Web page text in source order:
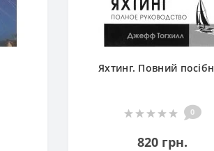
Яхтинг. Повний
0
820 грн.